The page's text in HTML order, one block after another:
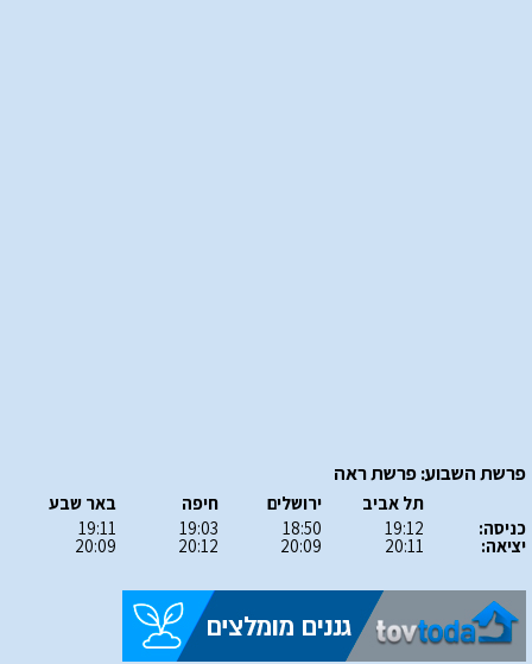
פרשת השבוע: פרשת ראה
כניסה:
יציאה:
תל אביב
19:12
20:11
ירושלים
18:50
20:09
חיפה
19:03
20:12
באר שבע
19:11
20:09